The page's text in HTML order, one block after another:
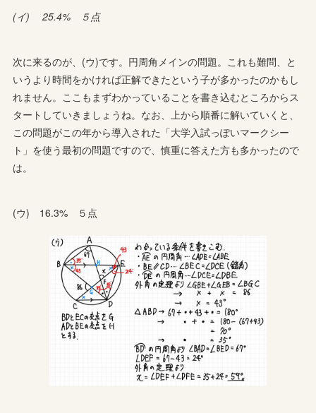
(イ) 25.4% ５点
次に来るのが、(ウ)です。円周角メインの問題。これも難問、と
いうより時間をかければ正解できたという子が多かったのかもし
れません。ここもまずわかっていることを書き込むところからス
タートしていきましょうね。なお、上から順番に解いていくと、
この問題がこの年から導入された「大学入試っぽいマークシー
ト」を使う最初の問題ですので、慎重に答えた方も多かったので
は。
(ウ) 16.3% ５点